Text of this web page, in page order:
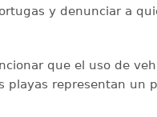
y denunciar a
que el uso de
playas representan un